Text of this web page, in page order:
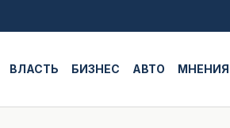
ВЛАСТЬ БИЗНЕС АВТО МНЕНИЯ